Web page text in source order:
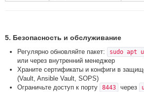
5. Безопасность и обслуживание
Регулярно обновляйте пакет: sudo apt
или через внутренний менеджер
Храните сертификаты и конфиги в
(Vault, Ansible Vault, SOPS)
Ограничьте доступ к порту
8443 через